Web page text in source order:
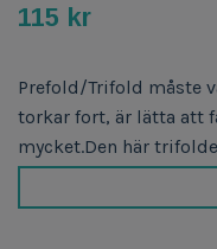
115 kr
Prefold/Trifold måste
torkar fort, är lätta att
mycket.Den här